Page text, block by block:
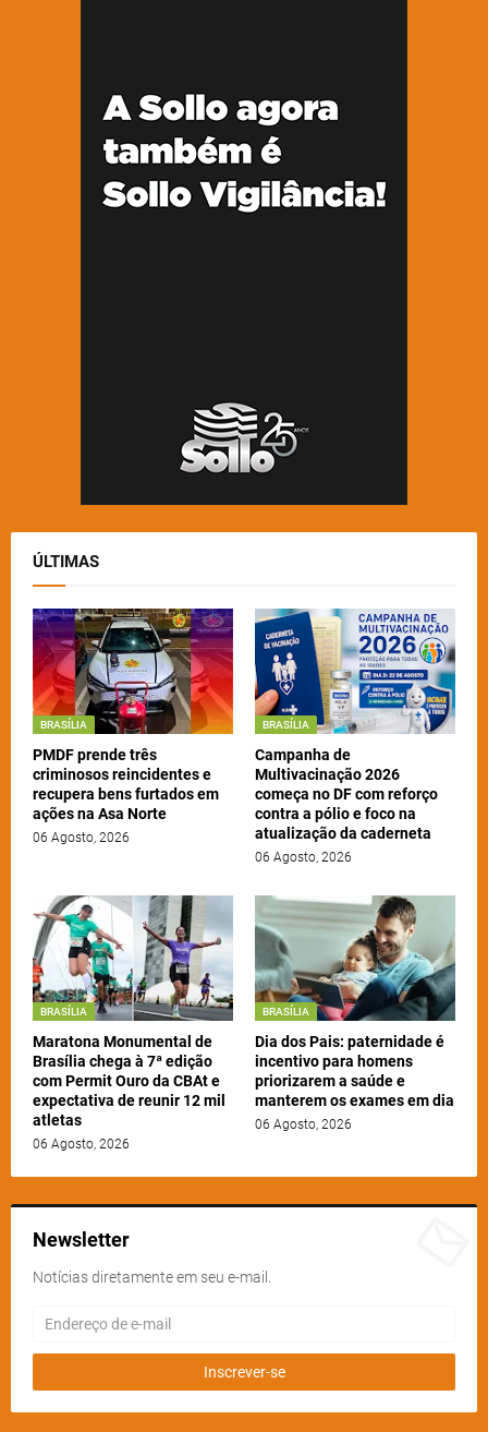
ÚLTIMAS
BRASÍLIA
PMDF prende três
criminosos reincidentes e
recupera bens furtados em
ações na Asa Norte
06 Agosto, 2026
BRASÍLIA
Campanha de
Multivacinação 2026
começa no DF com reforço
contra a pólio e foco na
atualização da caderneta
06 Agosto, 2026
BRASÍLIA
Maratona Monumental de
Brasília chega à 7ª edição
com Permit Ouro da CBAt e
expectativa de reunir 12 mil
atletas
06 Agosto, 2026
BRASÍLIA
Dia dos Pais: paternidade é
incentivo para homens
priorizarem a saúde e
manterem os exames em dia
06 Agosto, 2026
Newsletter
Notícias diretamente em seu e-mail.